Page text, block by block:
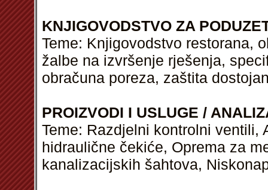
KNJIGOVODSTVO ZA
Teme: Knjigovodstvo restorana,
žalbe na izvršenje rješenja,
obračuna poreza, zaštita
PROIZVODI I USLUGE /
Teme: Razdjelni kontrolni
hidraulične čekiće, Oprema za
kanalizacijskih šahtova,